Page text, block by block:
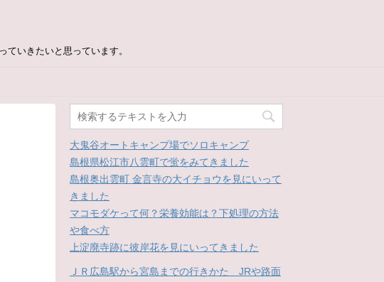
ていきたいと思っています。
大鬼谷オートキャンプ場でソロキャンプ
島根県松江市八雲町で蛍をみてきました
島根奥出雲町 金言寺の大イチョウを見にいって
きました
マコモダケって何？栄養効能は？下処理の方法
や食べ方
上淀廃寺跡に彼岸花を見にいってきました
ＪＲ広島駅から宮島までの行きかた JRや路面